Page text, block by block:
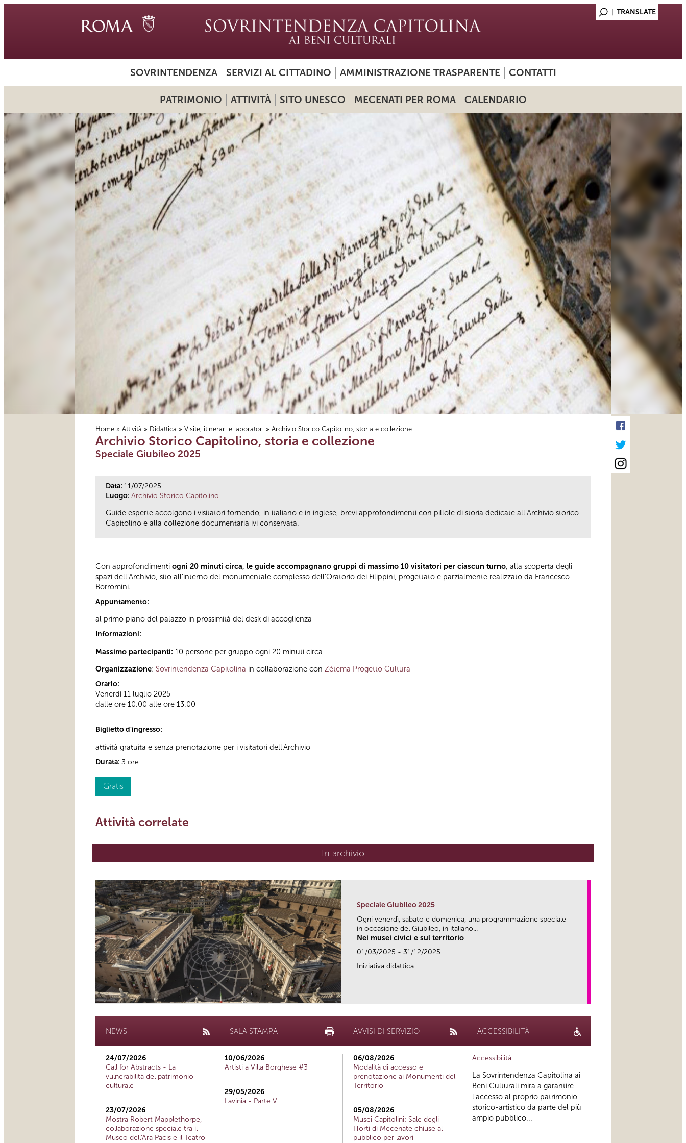
SOVRINTENDENZA SERVIZI AL CITTADINO AMMINISTRAZIONE TRASPARENTE CONTATTI
PATRIMONIO ATTIVITÀ SITO UNESCO MECENATI PER ROMA CALENDARIO
Tu sei qui
Home » Attività » Didattica » Visite, itinerari e laboratori » Archivio Storico Capitolino, storia e collezione
Archivio Storico Capitolino, storia e collezione
Speciale Giubileo 2025
Data: 11/07/2025
Luogo: Archivio Storico Capitolino
Guide esperte accolgono i visitatori fornendo, in italiano e in inglese, brevi approfondimenti con pillole di storia dedicate all’Archivio storico
Capitolino e alla collezione documentaria ivi conservata.
Con approfondimenti ogni 20 minuti circa, le guide accompagnano gruppi di massimo 10 visitatori per ciascun turno , alla scoperta degli
spazi dell’Archivio, sito all’interno del monumentale complesso dell’Oratorio dei Filippini, progettato e parzialmente realizzato da Francesco
Borromini.
Appuntamento:
al primo piano del palazzo in prossimità del desk di accoglienza
Informazioni:
Massimo partecipanti: 10 persone per gruppo ogni 20 minuti circa
Organizzazione: Sovrintendenza Capitolina in collaborazione con Zètema Progetto Cultura
Orario:
Venerdì 11 luglio 2025
dalle ore 10.00 alle ore 13.00
Biglietto d'ingresso:
attività gratuita e senza prenotazione per i visitatori dell'Archivio
Durata: 3 ore
Gratis
Attività correlate
In archivio
Speciale Giubileo 2025
Ogni venerdì, sabato e domenica, una programmazione speciale
in occasione del Giubileo, in italiano...
Nei musei civici e sul territorio
01/03/2025 - 31/12/2025
Iniziativa didattica
NEWS
24/07/2026
Call for Abstracts - La
vulnerabilità del patrimonio
culturale
23/07/2026
Mostra Robert Mapplethorpe,
collaborazione speciale tra il
Museo dell'Ara Pacis e il Teatro
SALA STAMPA
10/06/2026
Artisti a Villa Borghese #3
29/05/2026
Lavinia - Parte V
AVVISI DI SERVIZIO
06/08/2026
Modalità di accesso e
prenotazione ai Monumenti del
Territorio
05/08/2026
Musei Capitolini: Sale degli
Horti di Mecenate chiuse al
pubblico per lavori
ACCESSIBILITÀ
Accessibilità
La Sovrintendenza Capitolina ai
Beni Culturali mira a garantire
l’accesso al proprio patrimonio
storico-artistico da parte del più
ampio pubblico...